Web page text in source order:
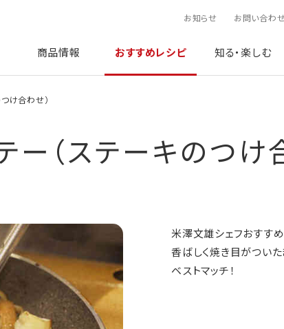
お知らせ お問い合わ
商品情報 おすすめレシピ 知る・楽しむ
け合わせ）
ー（ステーキのつけ
米澤文雄シェフおすす
香ばしく焼き目がつい
ベストマッチ！